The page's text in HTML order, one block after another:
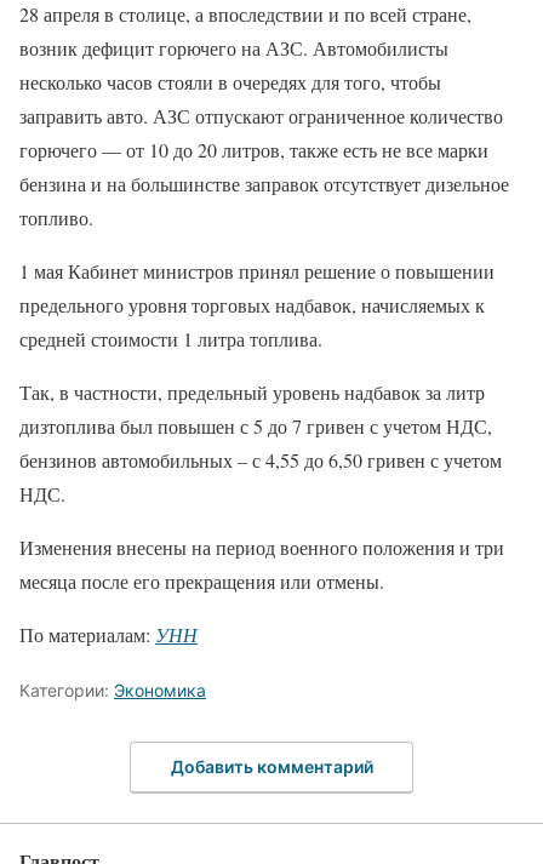
28 апреля в столице, а впоследствии и по всей стране,
возник дефицит горючего на АЗС. Автомобилисты
несколько часов стояли в очередях для того, чтобы
заправить авто. АЗС отпускают ограниченное количество
горючего — от 10 до 20 литров, также есть не все марки
бензина и на большинстве заправок отсутствует дизельное
топливо.
1 мая Кабинет министров принял решение о повышении
предельного уровня торговых надбавок, начисляемых к
средней стоимости 1 литра топлива.
Так, в частности, предельный уровень надбавок за литр
дизтоплива был повышен с 5 до 7 гривен с учетом НДС,
бензинов автомобильных – с 4,55 до 6,50 гривен с учетом
НДС.
Изменения внесены на период военного положения и три
месяца после его прекращения или отмены.
По материалам: УНН
Категории: Экономика
Добавить комментарий